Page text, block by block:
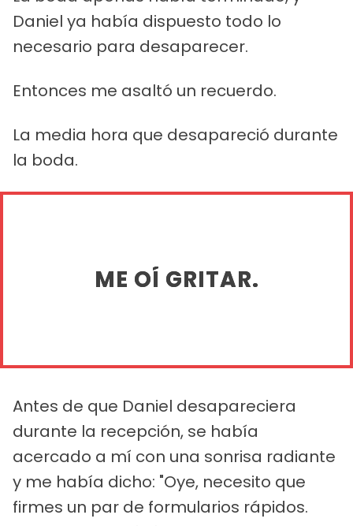
Daniel ya había dispuesto todo lo
necesario para desaparecer.
Entonces me asaltó un recuerdo.
La media hora que desapareció durante
la boda.
ME OÍ GRITAR.
Antes de que Daniel desapareciera
durante la recepción, se había
acercado a mí con una sonrisa radiante
y me había dicho: "Oye, necesito que
firmes un par de formularios rápidos.